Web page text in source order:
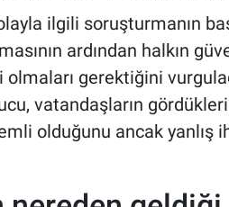
ilgili soruşturmanın
ardından halkın
gerektiğini
vatandaşların
olduğunu ancak yanlış